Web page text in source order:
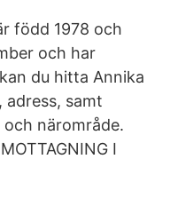
född 1978 och
och har
du hitta Annika
adress, samt
närområde.
I